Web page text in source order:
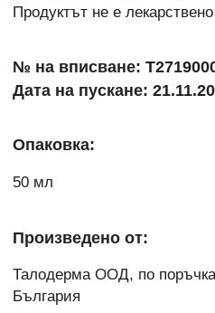
Продуктът не е
№ на вписване:
Дата на пускане:
Опаковка:
50 мл
Произведено от:
Талодерма ООД, по
България